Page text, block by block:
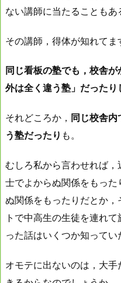
ない講師に当たることもあ
その講師，得体が知れてま
同じ看板の塾でも，校舎
外は全く違う塾」だったり
それどころか， 同じ校舎
う塾だったり も。
むしろ私から言わせれば
士でよからぬ関係をもっ
ぬ関係をもったりだとか
トで中高生の生徒を連れ
った話はいくつか知ってい
オモテに出ないのは，大